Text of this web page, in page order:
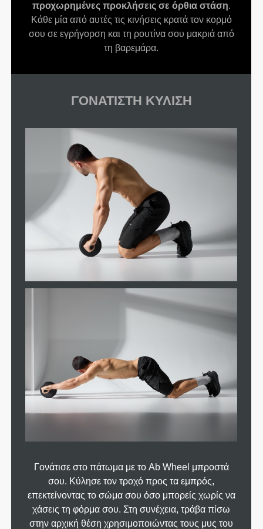
προχωρημένες προκλήσεις σε όρθια στάση.
Κάθε μία από αυτές τις κινήσεις κρατά τον κορμό
σου σε εγρήγορση και τη ρουτίνα σου μακριά από
τη βαρεμάρα.
ΓΟΝΑΤΙΣΤΗ ΚΥΛΙΣΗ
Γονάτισε στο πάτωμα με το Ab Wheel μπροστά
σου. Κύλησε τον τροχό προς τα εμπρός,
επεκτείνοντας το σώμα σου όσο μπορείς χωρίς να
χάσεις τη φόρμα σου. Στη συνέχεια, τράβα πίσω
στην αρχική θέση χρησιμοποιώντας τους μυς του